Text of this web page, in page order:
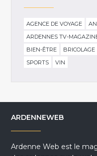
AGENCE DE VOYAGE
ARDENNES TV-
BIEN-ÊTRE
BRICOLAGE
SPORTS
VIN
ARDENNEWEB
Ardenne Web est le